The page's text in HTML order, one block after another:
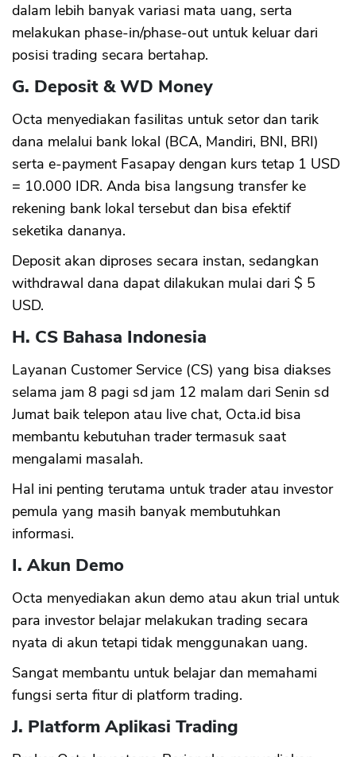
dalam lebih banyak variasi mata uang, serta
melakukan phase-in/phase-out untuk keluar dari
posisi trading secara bertahap.
G. Deposit & WD Money
Octa menyediakan fasilitas untuk setor dan tarik
dana melalui bank lokal (BCA, Mandiri, BNI, BRI)
serta e-payment Fasapay dengan kurs tetap 1 USD
= 10.000 IDR. Anda bisa langsung transfer ke
rekening bank lokal tersebut dan bisa efektif
seketika dananya.
Deposit akan diproses secara instan, sedangkan
withdrawal dana dapat dilakukan mulai dari $ 5
USD.
H. CS Bahasa Indonesia
Layanan Customer Service (CS) yang bisa diakses
selama jam 8 pagi sd jam 12 malam dari Senin sd
Jumat baik telepon atau live chat, Octa.id bisa
membantu kebutuhan trader termasuk saat
mengalami masalah.
Hal ini penting terutama untuk trader atau investor
pemula yang masih banyak membutuhkan
informasi.
I. Akun Demo
Octa menyediakan akun demo atau akun trial untuk
para investor belajar melakukan trading secara
nyata di akun tetapi tidak menggunakan uang.
Sangat membantu untuk belajar dan memahami
fungsi serta fitur di platform trading.
J. Platform Aplikasi Trading